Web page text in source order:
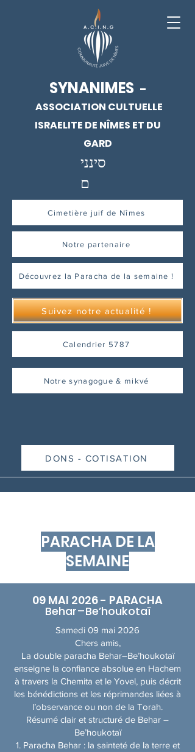
SYNANIMES -
ASSOCIATION CULTUELLE
ISRAELITE DE NÎMES ET DU
GARD
סינני
ם
Cimetière juif de Nîmes
Notre partenaire
Découvrez la Paracha de la semaine !
Suivez notre actualité !
Calendrier 5787
Notre synagogue & mikvé
DONS - COTISATION
PARACHA DE LA
SEMAINE
09 MAI 2026 - PARACHA
Behar–Be’houkotaï
Samedi 09 mai 2026
Chers amis,
La double paracha Behar–Be’houkotaï
enseigne la confiance absolue en Hachem
à travers la Chemita et le Yovel, puis décrit
les bénédictions et les réprimandes liées à
l’observance ou non de la Torah.
Résumé clair et structuré de Behar –
Be’houkotaï
1. Paracha Behar : la sainteté de la terre et